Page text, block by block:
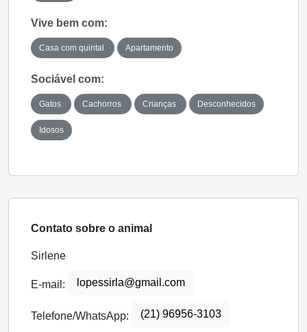
Vive bem com:
Casa com quintal Apartamento
Sociável com:
Gatos Cachorros Crianças Desconhecidos
Idosos
Contato sobre o animal
Sirlene
E-mail: lopessirla@gmail.com
Telefone/WhatsApp: (21) 96956-3103